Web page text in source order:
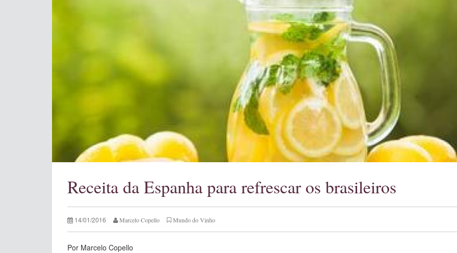
Receita da Espanha para refrescar os brasileiros
14/01/2016 Marcelo Copello Mundo do Vinho
Por Marcelo Copello